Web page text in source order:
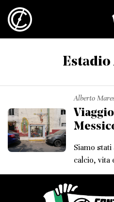
Estadio
Alberto
Siamo
calcio, vita